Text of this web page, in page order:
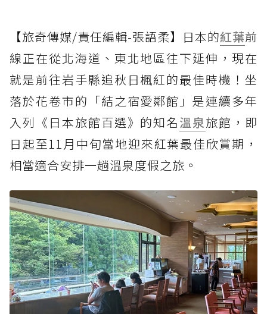
【旅奇傳媒/責任編輯-張語柔】日本的紅葉前
線正在從北海道、東北地區往下延伸，現在
就是前往岩手縣追秋日楓紅的最佳時機！坐
落於花卷市的「結之宿愛鄰館」是連續多年
入列《日本旅館百選》的知名溫泉旅館，即
日起至11月中旬當地迎來紅葉最佳欣賞期，
相當適合安排一趟溫泉度假之旅。